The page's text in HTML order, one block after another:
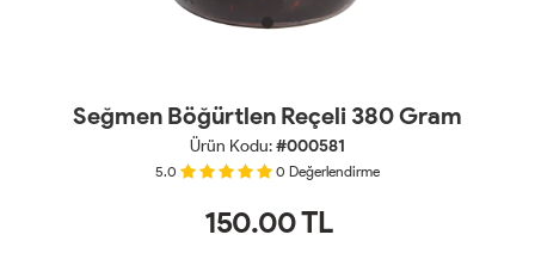
Seğmen Böğürtlen Reçeli 380 Gram
Ürün Kodu:#000581
5.0 0 Değerlendirme
150.00TL